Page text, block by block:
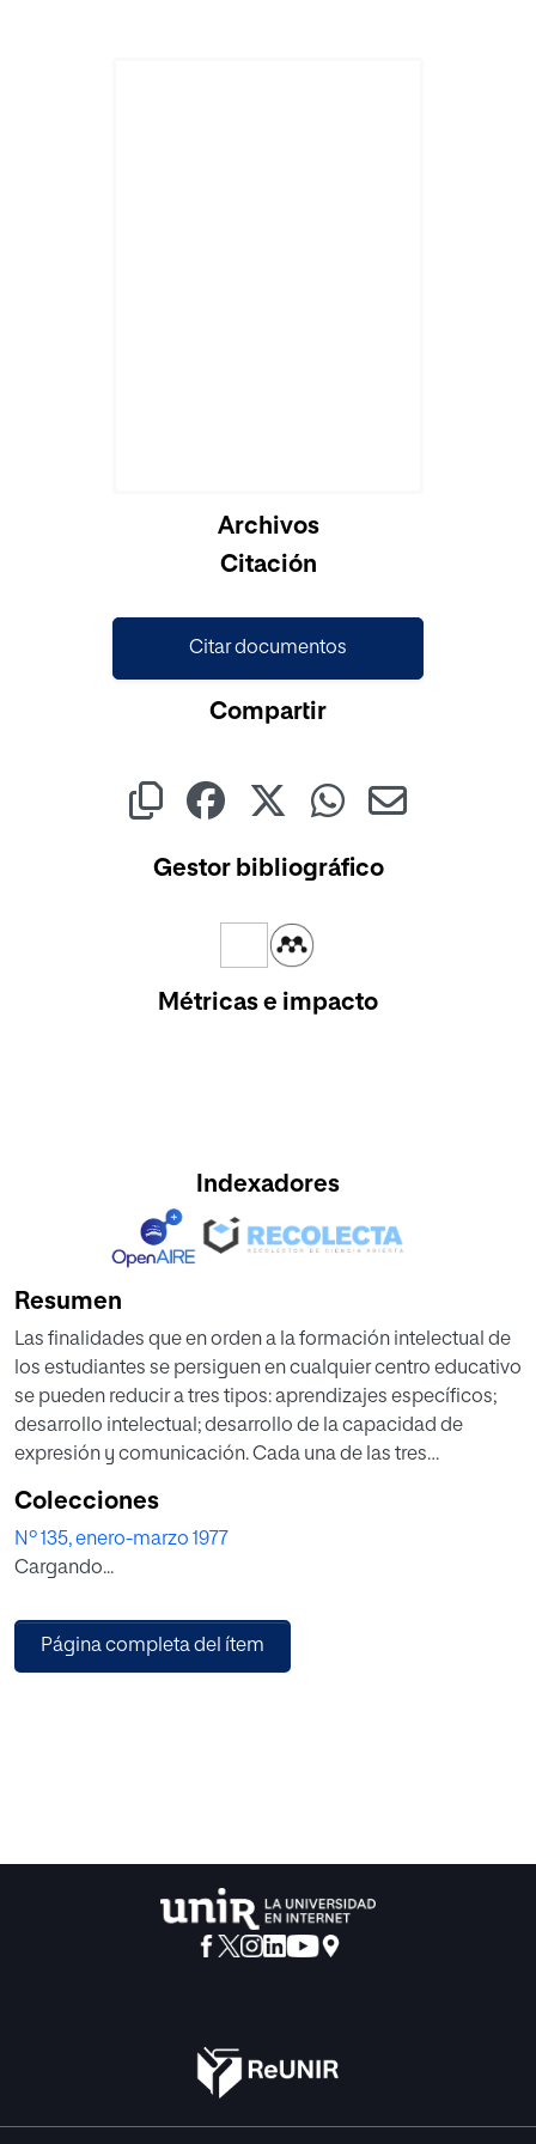
Archivos
Citación
Citar documentos
Compartir
Gestor bibliográfico
Métricas e impacto
Indexadores
Resumen
Las finalidades que en orden a la formación intelectual de
los estudiantes se persiguen en cualquier centro educativo
se pueden reducir a tres tipos: aprendizajes específicos;
desarrollo intelectual; desarrollo de la capacidad de
expresión y comunicación. Cada una de las tres
de objetivos que tienen características propias.
Aún cuando el problema que se ha planteado ha sido el de
inteligencia no es una capacidad desvinculada de la
persona humana sino que tiene su sentido en tanto que
Colecciones
Nº 135, enero-marzo 1977
Cargando...
Página completa del ítem